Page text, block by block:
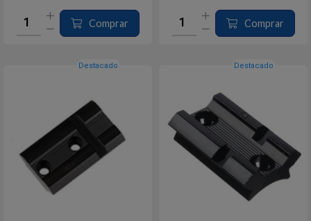
116,210,16, Ruger American,
Winchester 52 y Stevens 200
Comprar Comprar
Destacado Destacado